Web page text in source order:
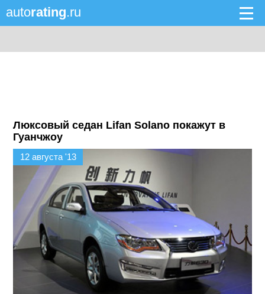
autorating.ru
Люксовый седан Lifan Solano покажут в
Гуанчжоу
12 августа '13